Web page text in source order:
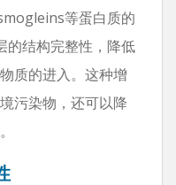
等蛋白质的
的结构完整性，降低
质的进入。这种增
污染物，还可以降